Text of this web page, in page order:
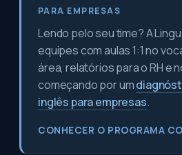
PARA EMPRESAS
Lendo pelo seu time? A
equipes com aulas 1:1 no
área, relatórios para o RH e
começando por um
inglês para empresas.
CONHECER O PROGRAMA